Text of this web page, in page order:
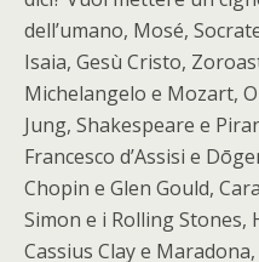
dell’umano, Mosé,
Isaia, Gesù Cristo,
Michelangelo e Mozart,
Jung, Shakespeare e
Francesco d’Assisi e
Chopin e Glen Gould,
Simon e i Rolling Stones,
Cassius Clay e